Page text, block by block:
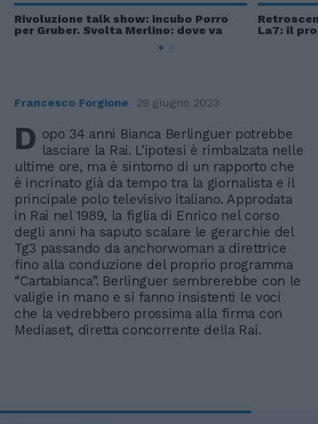
Rivoluzione talk show: incubo Porro
per Gruber. Svolta Merlino: dove va
La7: il
Francesco Forgione 29 giugno 2023
D opo 34 anni Bianca Berlinguer potrebbe
lasciare la Rai. L’ipotesi è rimbalzata nelle
ultime ore, ma è sintomo di un rapporto che
è incrinato già da tempo tra la giornalista e il
principale polo televisivo italiano. Approdata
in Rai nel 1989, la figlia di Enrico nel corso
degli anni ha saputo scalare le gerarchie del
Tg3 passando da anchorwoman a direttrice
fino alla conduzione del proprio programma
“Cartabianca”. Berlinguer sembrerebbe con le
valigie in mano e si fanno insistenti le voci
che la vedrebbero prossima alla firma con
Mediaset, diretta concorrente della Rai.